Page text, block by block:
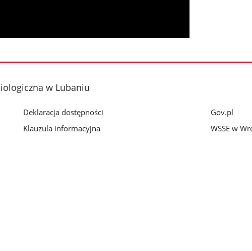
w Lubaniu
Deklaracja dostępności
Klauzula informacyjna
Gov.pl
WSSE w